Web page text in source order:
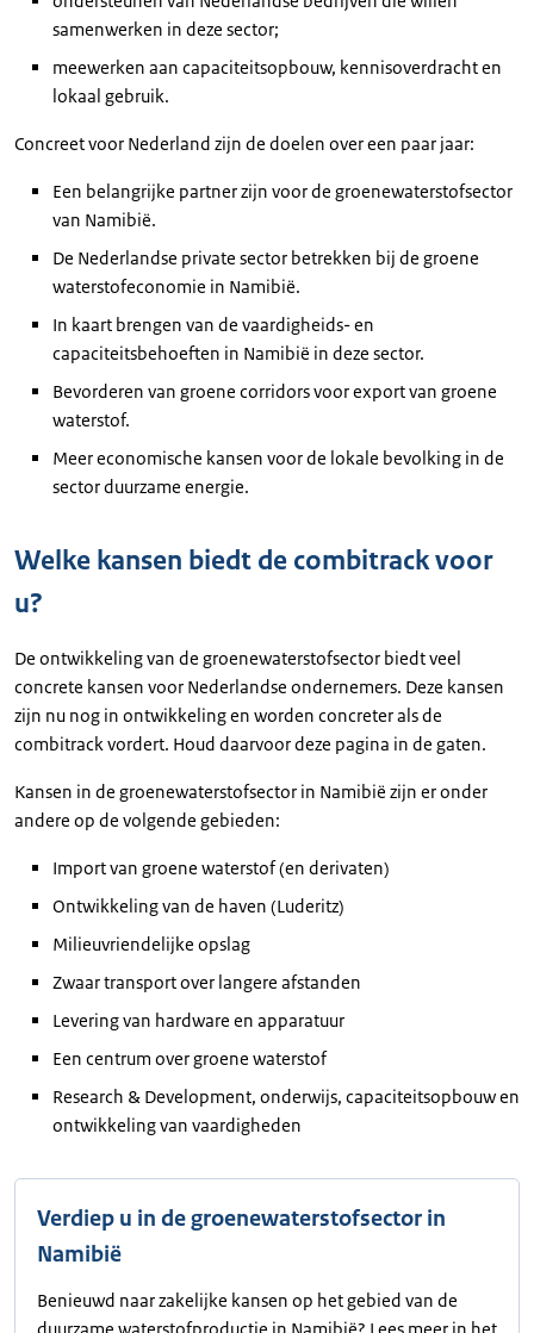
samenwerken in deze sector;
meewerken aan capaciteitsopbouw, kennisoverdracht en
lokaal gebruik.
Concreet voor Nederland zijn de doelen over een paar jaar:
Een belangrijke partner zijn voor de groenewaterstofsector
van Namibië.
De Nederlandse private sector betrekken bij de groene
waterstofeconomie in Namibië.
In kaart brengen van de vaardigheids- en
capaciteitsbehoeften in Namibië in deze sector.
Bevorderen van groene corridors voor export van groene
waterstof.
Meer economische kansen voor de lokale bevolking in de
sector duurzame energie.
Welke kansen biedt de combitrack voor
u?
De ontwikkeling van de groenewaterstofsector biedt veel
concrete kansen voor Nederlandse ondernemers. Deze kansen
zijn nu nog in ontwikkeling en worden concreter als de
combitrack vordert. Houd daarvoor deze pagina in de gaten.
Kansen in de groenewaterstofsector in Namibië zijn er onder
andere op de volgende gebieden:
Import van groene waterstof (en derivaten)
Ontwikkeling van de haven (Luderitz)
Milieuvriendelijke opslag
Zwaar transport over langere afstanden
Levering van hardware en apparatuur
Een centrum over groene waterstof
Research & Development, onderwijs, capaciteitsopbouw en
ontwikkeling van vaardigheden
Verdiep u in de groenewaterstofsector in
Namibië
Benieuwd naar zakelijke kansen op het gebied van de